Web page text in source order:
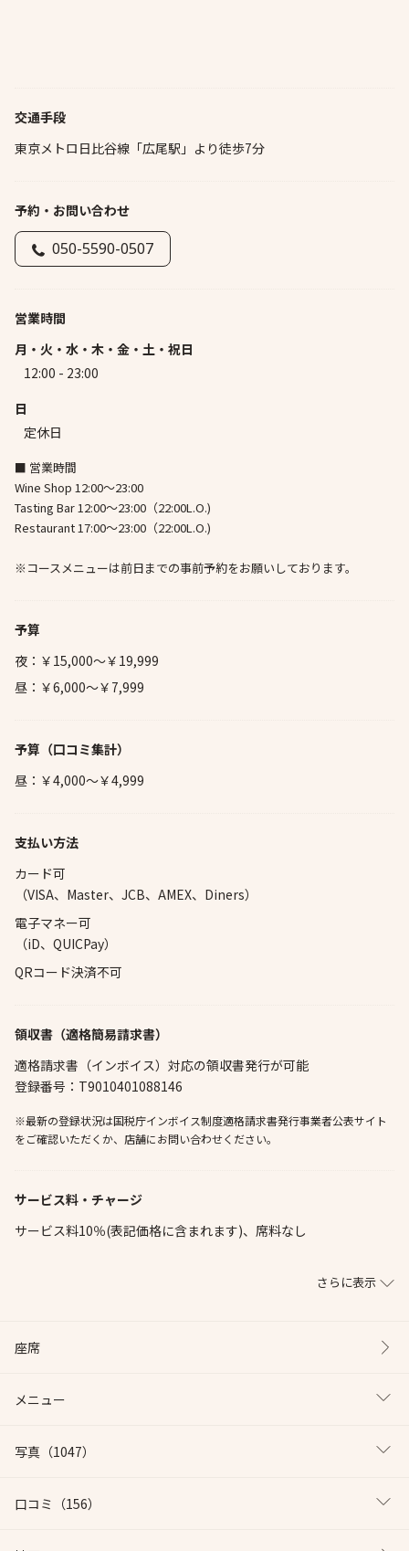
交通手段
東京メトロ日比谷線「広尾駅」より徒歩7分
予約・お問い合わせ
050-5590-0507
営業時間
月・火・水・木・金・土・祝日
12:00 - 23:00
日
定休日
■ 営業時間
Wine Shop 12:00～23:00
Tasting Bar 12:00～23:00（22:00L.O.)
Restaurant 17:00～23:00（22:00L.O.)
※コースメニューは前日までの事前予約をお願いしております。
予算
夜：￥15,000～￥19,999
昼：￥6,000～￥7,999
予算 （口コミ集計）
昼：￥4,000～￥4,999
支払い方法
カード可
（VISA、Master、JCB、AMEX、Diners）
電子マネー可
（iD、QUICPay）
QRコード決済不可
領収書（適格簡易請求書）
適格請求書（インボイス）対応の領収書発行が可能
登録番号：T9010401088146
※最新の登録状況は国税庁インボイス制度適格請求書発行事業者公表サイト
をご確認いただくか、店舗にお問い合わせください。
サービス料・チャージ
サービス料10％(表記価格に含まれます)、席料なし
さらに表示
座席
メニュー
写真 （1047）
口コミ （156）